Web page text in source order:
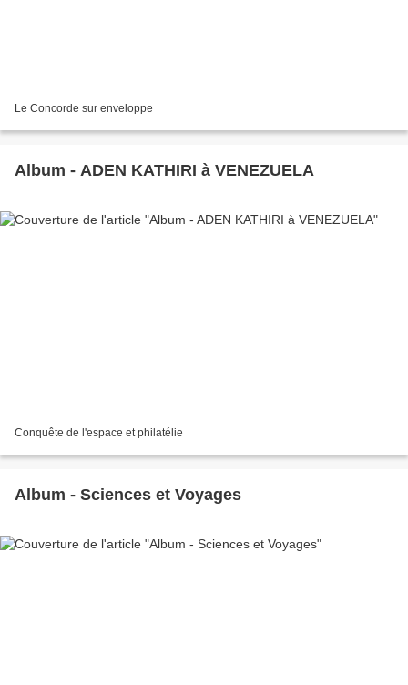
Le Concorde sur enveloppe
Album - ADEN KATHIRI à VENEZUELA
Conquête de l'espace et philatélie
Album - Sciences et Voyages